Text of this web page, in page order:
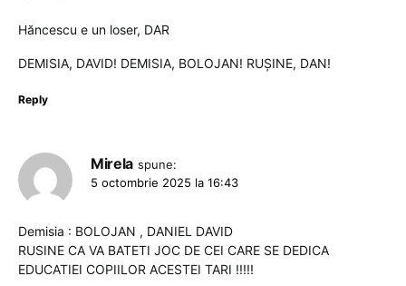
Hăncescu e un loser, DAR
DEMISIA, DAVID! DEMISIA, BOLOJAN! RUȘINE, DAN!
Reply
Mirela spune:
5 octombrie 2025 la 16:43
Demisia : BOLOJAN , DANIEL DAVID
RUSINE CA VA BATETI JOC DE CEI CARE SE DEDICA
EDUCATIEI COPIILOR ACESTEI TARI !!!!!